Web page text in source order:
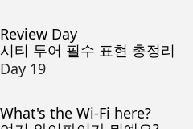
Review Day
시티 투어 필수 표현 총정리
Day 19
What's the Wi-Fi here?